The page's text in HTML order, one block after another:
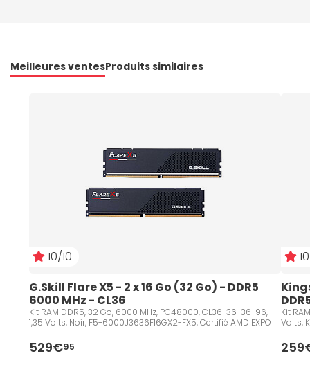
Meilleures ventesProduits similaires
10/10
G.Skill Flare X5 - 2 x 16 Go (32 Go) - DDR5
6000 MHz - CL36
Kit RAM DDR5, 32 Go, 6000 MHz, PC48000, CL36-36-36-96,
1,35 Volts, Noir, F5-6000J3636F16GX2-FX5, Certifié AMD EXPO
529€95
Kit
Volts,